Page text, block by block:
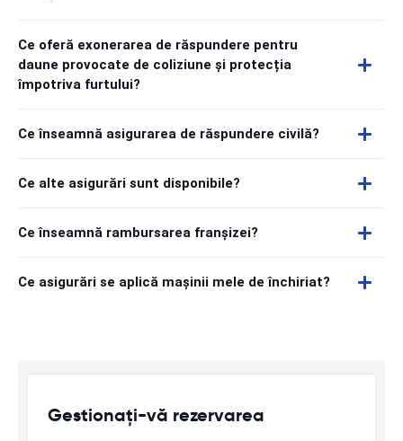
Ce oferă exonerarea de răspundere pentru
daune provocate de coliziune și protecția
împotriva furtului?
Ce înseamnă asigurarea de răspundere civilă?
Ce alte asigurări sunt disponibile?
Ce înseamnă rambursarea franșizei?
Ce asigurări se aplică mașinii mele de închiriat?
Gestionați-vă rezervarea